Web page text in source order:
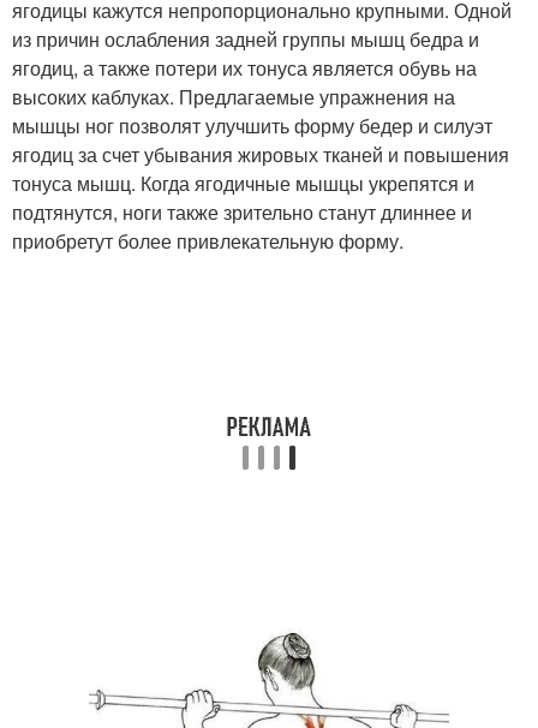
ягодицы кажутся непропорционально крупными. Одной
из причин ослабления задней группы мышц бедра и
ягодиц, а также потери их тонуса является обувь на
высоких каблуках. Предлагаемые упражнения на
мышцы ног позволят улучшить форму бедер и силуэт
ягодиц за счет убывания жировых тканей и повышения
тонуса мышц. Когда ягодичные мышцы укрепятся и
подтянутся, ноги также зрительно станут длиннее и
приобретут более привлекательную форму.